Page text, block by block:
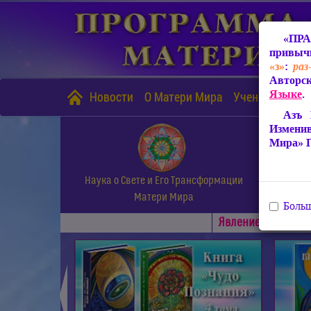
Новости О Матери Мира Учение
Наука о Свете и Его Трансформации
Матери Мира
Явлениe Матери
«з»:
Языке.
Азъ
Мира»